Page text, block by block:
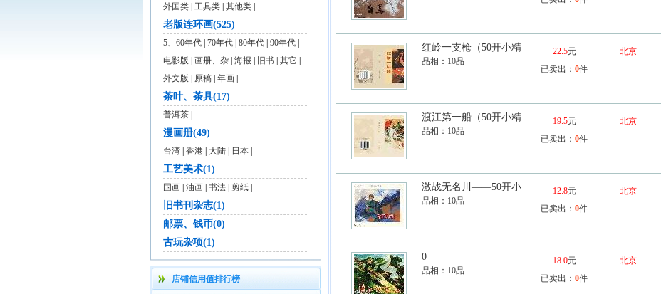
外国类 工具类 其他类
老版连环画(525)
5、60年代 70年代 80年代 90年代
电影版
画册、杂 海报 旧书 其它
外文版
原稿 年画
茶叶、茶具(17)
普洱茶
漫画册(49)
台湾 香港 大陆 日本
工艺美术(1)
国画 油画 书法 剪纸
旧书刊杂志(1)
邮票、钱币(0)
古玩杂项(1)
店铺信用值排行榜
红岭一支枪（50开小精
品相： 10品
22.5元
已卖出： 0件
北京
渡江第一船（50开小精
品相： 10品
19.5元
已卖出： 0件
北京
激战无名川——50开小
品相： 10品
12.8元
已卖出： 0件
北京
0
品相： 10品
18.0元
已卖出： 0件
北京